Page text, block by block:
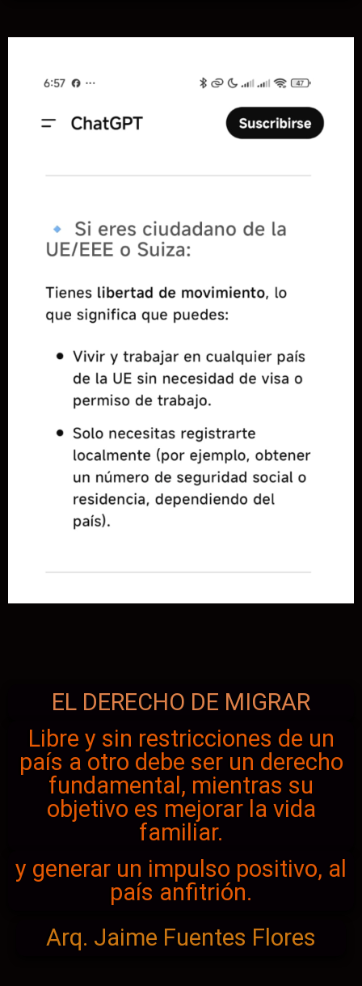
EL DERECHO DE MIGRAR
Libre y sin restricciones de un
país a otro debe ser un derecho
fundamental, mientras su
objetivo es mejorar la vida
familiar.
y generar un impulso positivo, al
país anfitrión.
Arq. Jaime Fuentes Flores